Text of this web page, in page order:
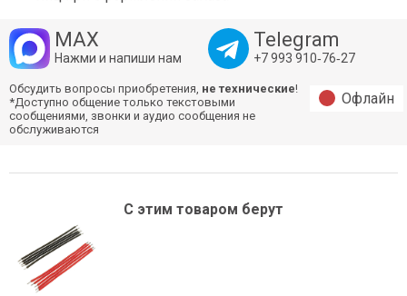
MAX
Нажми и напиши нам
Telegram
+7 993 910‑76‑27
Обсудить вопросы приобретения, не технические!
*Доступно общение только текстовыми
сообщениями, звонки и аудио сообщения не
обслуживаются
Офлайн
С этим товаром берут